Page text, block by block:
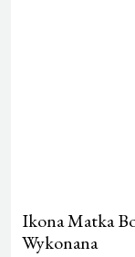
Ikona Matka
Wykonana